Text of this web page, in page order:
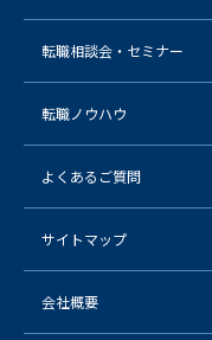
転職相談会・セミナー
転職ノウハウ
よくあるご質問
サイトマップ
会社概要